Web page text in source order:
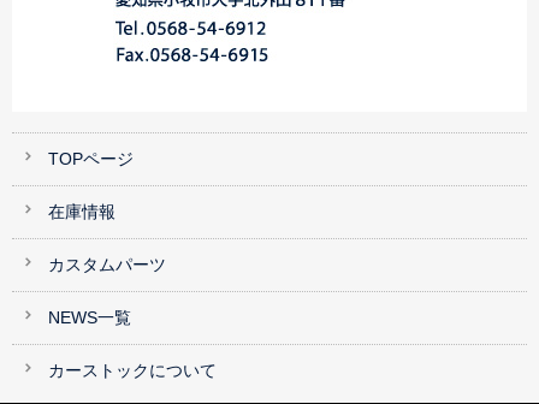
TOPページ
在庫情報
カスタムパーツ
NEWS一覧
カーストックについて